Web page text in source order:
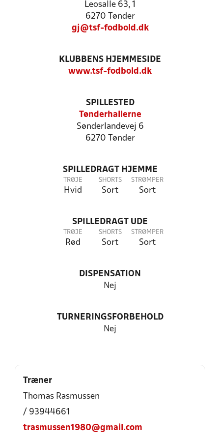
Leosalle 63, 1
6270 Tønder
gj@tsf-fodbold.dk
KLUBBENS HJEMMESIDE
www.tsf-fodbold.dk
SPILLESTED
Tønderhallerne
Sønderlandevej 6
6270 Tønder
SPILLEDRAGT HJEMME
TRØJE
Hvid
SHORTS
Sort
STRØMPER
Sort
SPILLEDRAGT UDE
TRØJE
Rød
SHORTS
Sort
STRØMPER
Sort
DISPENSATION
Nej
TURNERINGSFORBEHOLD
Nej
Træner
Thomas Rasmussen
/ 93944661
trasmussen1980@gmail.com